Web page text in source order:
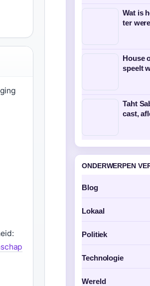
Wat is
ter
House
speelt
Taht
cast,
ONDERWERPEN
Blog
Lokaal
Politiek
Technologie
Wereld